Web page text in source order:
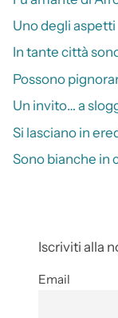
Uno degli aspetti
In tante città
Possono
Un invito… a
Si lasciano in
Sono bianche in
Iscriviti alla
Email